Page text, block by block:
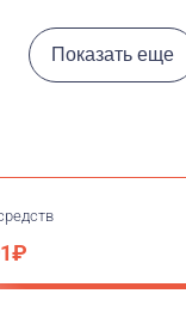
Показать еще